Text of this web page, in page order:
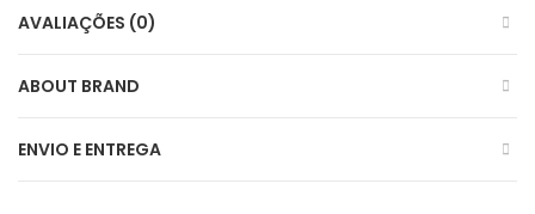
AVALIAÇÕES (0)
ABOUT BRAND
ENVIO E ENTREGA